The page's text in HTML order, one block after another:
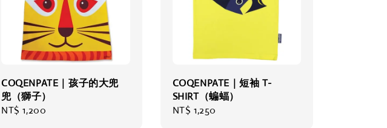
COQENPATE｜孩子的大兜
兜（獅子）
Regular
NT$ 1,200
COQENPATE｜短袖 T-
SHIRT（蝙蝠）
Regular
NT$ 1,250